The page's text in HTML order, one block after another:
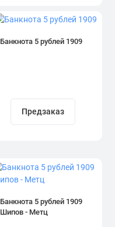
Банкнота 5 рублей 1909
Предзаказ
Банкнота 5 рублей 1909
Шипов - Метц